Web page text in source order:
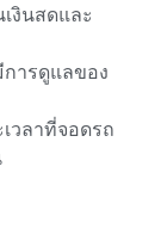
งินสดและ
ารดูแลของ
วลาที่จอดรถ